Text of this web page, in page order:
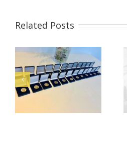
Related Posts